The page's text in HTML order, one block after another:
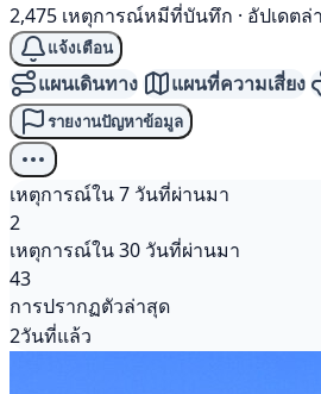
2,475 เหตุการณ์หมีที่บันทึก · อัปเดตล่
แจ้งเตือน
แผนเดินทาง แผนที่ความเสี่ยง
รายงานปัญหาข้อมูล
เหตุการณ์ใน 7 วันที่ผ่านมา
2
เหตุการณ์ใน 30 วันที่ผ่านมา
43
การปรากฏตัวล่าสุด
2วันที่แล้ว